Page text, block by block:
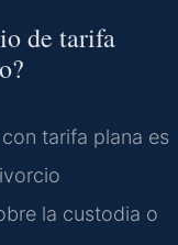
de tarifa
tarifa plana es
la custodia o